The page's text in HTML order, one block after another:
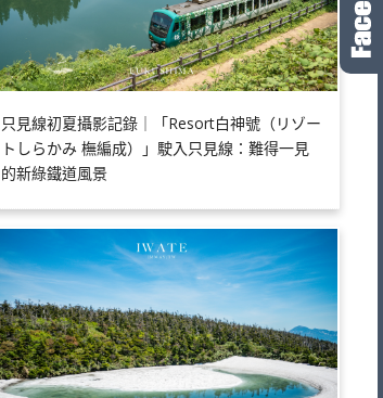
只見線初夏攝影記錄｜「Resort白神號（リゾー
トしらかみ 橅編成）」駛入只見線：難得一見
的新綠鐵道風景